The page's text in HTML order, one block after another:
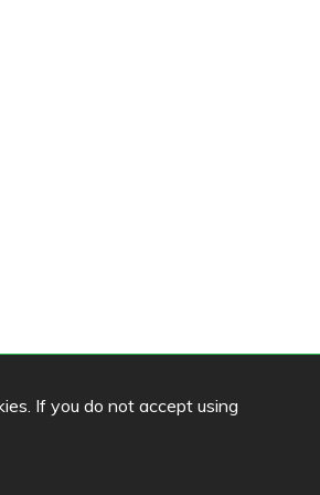
If you do not accept using